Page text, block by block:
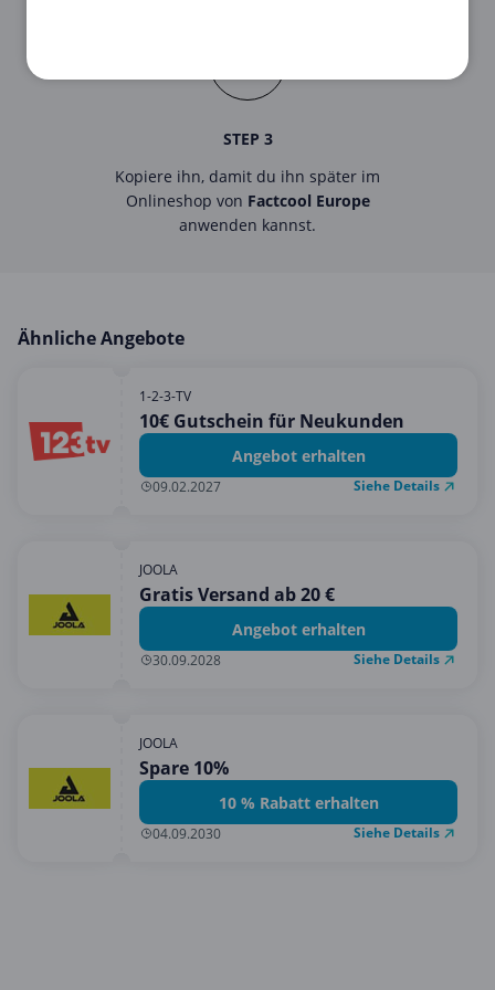
STEP 3
Kopiere ihn, damit du ihn später im
Onlineshop von Factcool Europe
anwenden kannst.
Ähnliche Angebote
1-2-3-TV
10€ Gutschein für Neukunden
Angebot erhalten
09.02.2027 Siehe Details
JOOLA
Gratis Versand ab 20 €
Angebot erhalten
30.09.2028 Siehe Details
JOOLA
Spare 10%
10 % Rabatt erhalten
04.09.2030 Siehe Details